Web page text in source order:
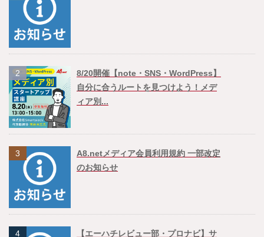
2
8/20開催【note・SNS・WordPress】
自分に合うルートを見つけよう！メデ
ィア別...
3
A8.netメディア会員利用規約 一部改定
のお知らせ
4
【エーハチレビュー部・プロナビ】サ